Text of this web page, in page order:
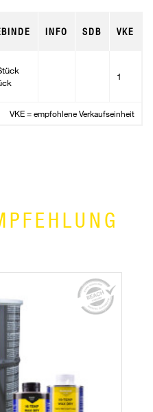
INFO SDB VKE
1
VKE = empfohlene Verkaufseinheit